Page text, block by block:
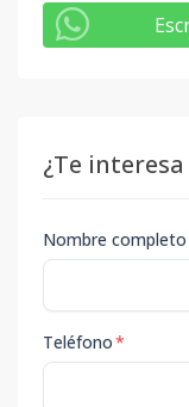
¿Te
Nombre completo
Teléfono*